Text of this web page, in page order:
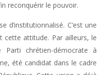
reconquérir le pouvoir.
d’institutionnalisé. C’est une
cette attitude. Par ailleurs, le
chrétien-démocrate à
été candidat dans le cadre